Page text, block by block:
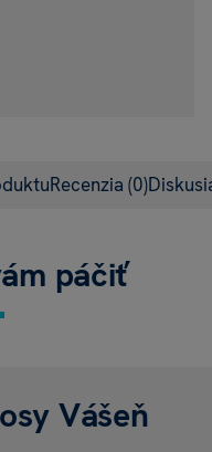
Recenzia (0)
páčiť
Vášeň